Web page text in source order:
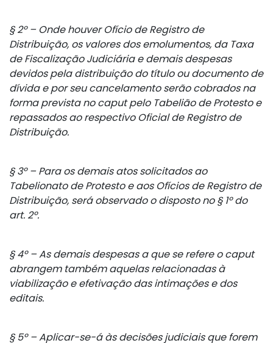
§ 2º – Onde houver Ofício de Registro de
Distribuição, os valores dos emolumentos, da Taxa
de Fiscalização Judiciária e demais despesas
devidos pela distribuição do título ou documento de
dívida e por seu cancelamento serão cobrados na
forma prevista no caput pelo Tabelião de Protesto e
repassados ao respectivo Oficial de Registro de
Distribuição.
§ 3º – Para os demais atos solicitados ao
Tabelionato de Protesto e aos Ofícios de Registro de
Distribuição, será observado o disposto no § 1º do
art. 2º.
§ 4º – As demais despesas a que se refere o caput
abrangem também aquelas relacionadas à
viabilização e efetivação das intimações e dos
editais.
§ 5º – Aplicar-se-á às decisões judiciais que forem